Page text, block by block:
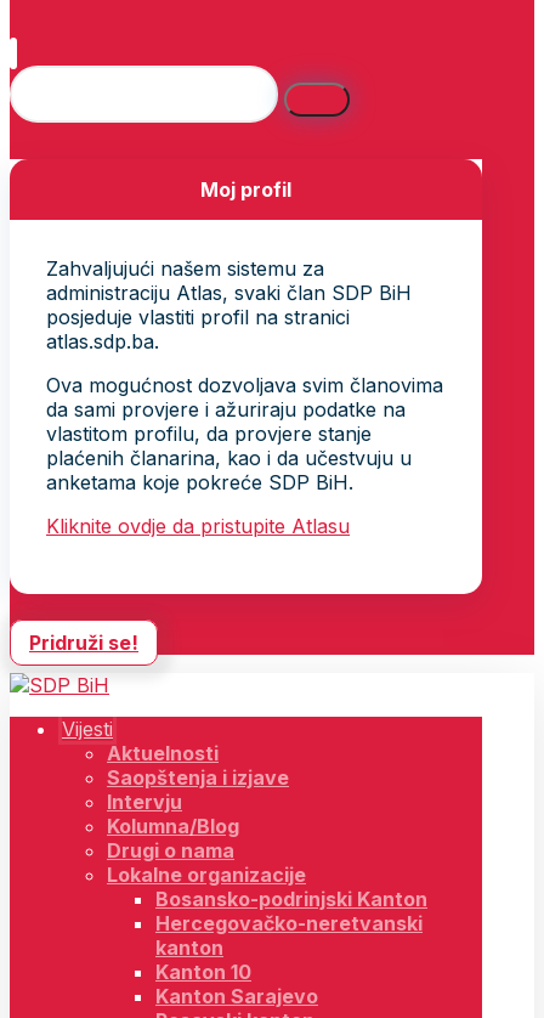
Moj profil
Zahvaljujući našem sistemu za
administraciju Atlas, svaki član SDP BiH
posjeduje vlastiti profil na stranici
atlas.sdp.ba.
Ova mogućnost dozvoljava svim članovima
da sami provjere i ažuriraju podatke na
vlastitom profilu, da provjere stanje
plaćenih članarina, kao i da učestvuju u
anketama koje pokreće SDP BiH.
Kliknite ovdje da pristupite Atlasu
Pridruži se!
Vijesti
Aktuelnosti
Saopštenja i izjave
Intervju
Kolumna/Blog
Drugi o nama
Lokalne organizacije
Bosansko-podrinjski Kanton
Hercegovačko-neretvanski
kanton
Kanton 10
Kanton Sarajevo